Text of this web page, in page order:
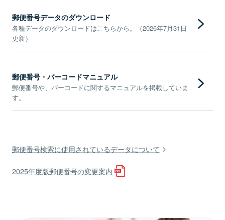
郵便番号データのダウンロード
各種データのダウンロードはこちらから。（2026年7月31日
更新）
郵便番号・バーコードマニュアル
郵便番号や、バーコードに関するマニュアルを掲載していま
す。
郵便番号検索に使用されているデータについて
2025年度版郵便番号の変更案内